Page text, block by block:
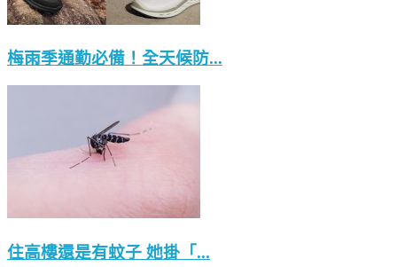
梅雨季通勤必備！全天候防...
住高樓還是有蚊子 她掛「...